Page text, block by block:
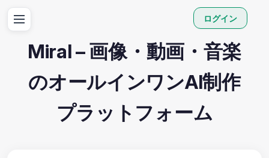
Miral – 画像・動画・音楽
のオールインワンAI制作
プラットフォーム
ログイン